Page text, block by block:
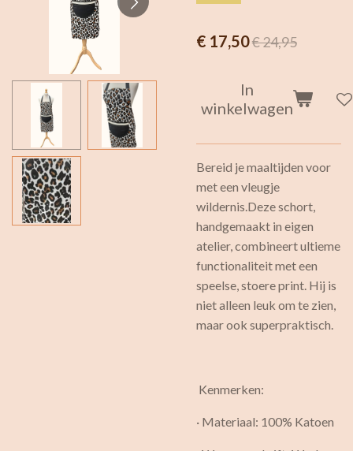
€ 17,50€ 24,95
In
winkelwagen
Bereid je maaltijden voor
met een vleugje
wildernis.Deze schort,
handgemaakt in eigen
atelier, combineert ultieme
functionaliteit met een
speelse, stoere print. Hij is
niet alleen leuk om te zien,
maar ook superpraktisch.
Kenmerken:
· Materiaal: 100% Katoen